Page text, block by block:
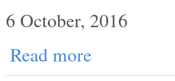
6 October, 2016
Read more